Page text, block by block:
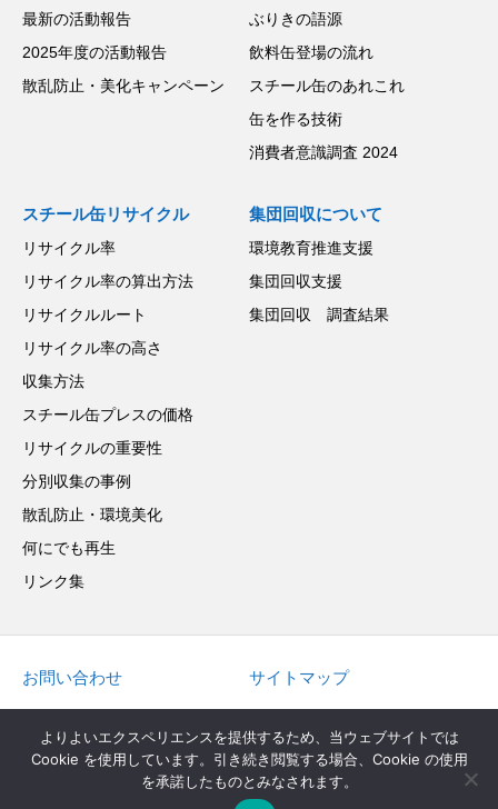
最新の活動報告
2025年度の活動報告
散乱防止・美化キャンペーン
ぶりきの語源
飲料缶登場の流れ
スチール缶のあれこれ
缶を作る技術
消費者意識調査 2024
スチール缶リサイクル
リサイクル率
リサイクル率の算出方法
リサイクルルート
リサイクル率の高さ
収集方法
スチール缶プレスの価格
リサイクルの重要性
分別収集の事例
散乱防止・環境美化
何にでも再生
リンク集
集団回収について
環境教育推進支援
集団回収支援
集団回収 調査結果
お問い合わせ サイトマップ
Copyright © 2022 JAPAN STEEL CAN RECYCLING ASSOCIATION. All Rights
よりよいエクスペリエンスを提供するため、当ウェブサイトでは
Cookie を使用しています。引き続き閲覧する場合、Cookie の使用
を承諾したものとみなされます。